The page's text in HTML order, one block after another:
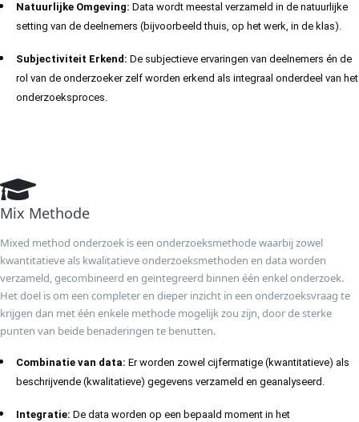
Natuurlijke Omgeving: Data wordt meestal verzameld in de natuurlijke
setting van de deelnemers (bijvoorbeeld thuis, op het werk, in de klas).
Subjectiviteit Erkend: De subjectieve ervaringen van deelnemers én de
rol van de onderzoeker zelf worden erkend als integraal onderdeel van het
onderzoeksproces.
Mix Methode
Mixed method onderzoek is een onderzoeksmethode waarbij zowel
kwantitatieve als kwalitatieve onderzoeksmethoden en data worden
verzameld, gecombineerd en geïntegreerd binnen één enkel onderzoek.
Het doel is om een completer en dieper inzicht in een onderzoeksvraag te
krijgen dan met één enkele methode mogelijk zou zijn, door de sterke
punten van beide benaderingen te benutten.
Combinatie van data: Er worden zowel cijfermatige (kwantitatieve) als
beschrijvende (kwalitatieve) gegevens verzameld en geanalyseerd.
Integratie: De data worden op een bepaald moment in het